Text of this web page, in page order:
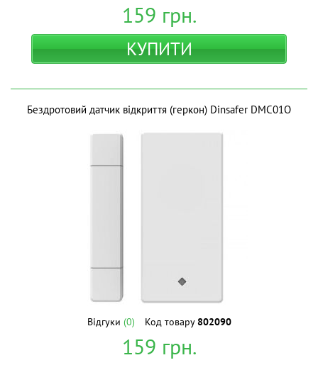
159 грн.
КУПИТИ
Бездротовий датчик відкриття (геркон) Dinsafer DMC01O
Відгуки (0) Код товару802090
159 грн.